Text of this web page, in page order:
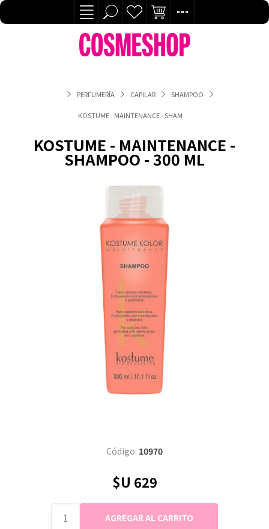
PERFUMERÍA CAPILAR SHAMPOO
KOSTUME - MAINTENANCE - SHAMPOO - 300 ML
KOSTUME - MAINTENANCE -
SHAMPOO - 300 ML
Código: 10970
$U 629